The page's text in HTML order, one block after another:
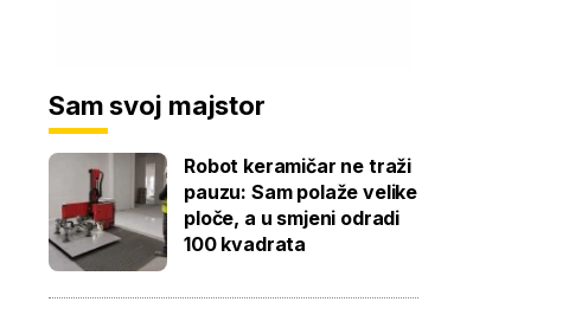
Sam svoj majstor
Robot keramičar ne traži
pauzu: Sam polaže velike
ploče, a u smjeni odradi
100 kvadrata